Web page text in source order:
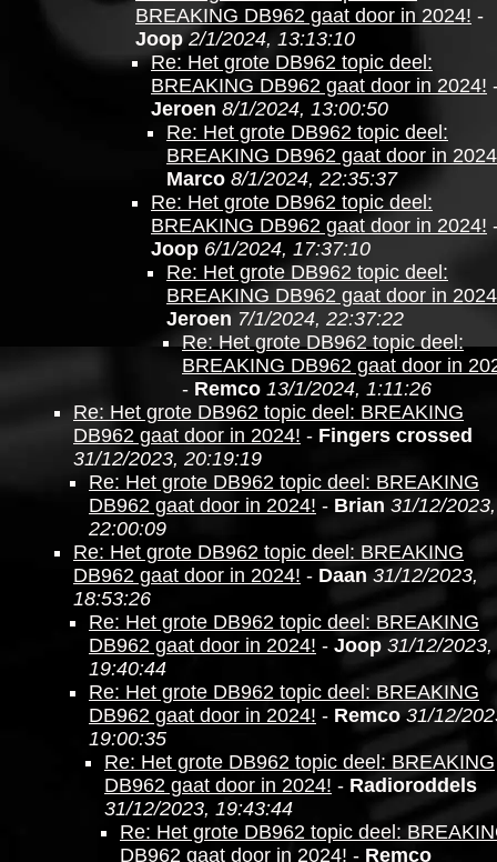
BREAKING DB962 gaat door in 2024! -
Joop 2/1/2024, 13:13:10
Re: Het grote DB962 topic deel:
BREAKING DB962 gaat door in 2024!
Jeroen 8/1/2024, 13:00:50
Re: Het grote DB962 topic deel:
BREAKING DB962 gaat door in
Marco 8/1/2024, 22:35:37
Re: Het grote DB962 topic deel:
BREAKING DB962 gaat door in 2024!
Joop 6/1/2024, 17:37:10
Re: Het grote DB962 topic deel:
BREAKING DB962 gaat door in
Jeroen 7/1/2024, 22:37:22
Re: Het grote DB962 topic deel:
BREAKING DB962 gaat door in
- Remco 13/1/2024, 1:11:26
Re: Het grote DB962 topic deel: BREAKING
DB962 gaat door in 2024! - Fingers crossed
31/12/2023, 20:19:19
Re: Het grote DB962 topic deel: BREAKING
DB962 gaat door in 2024! - Brian 31/12/2023,
22:00:09
Re: Het grote DB962 topic deel: BREAKING
DB962 gaat door in 2024! - Daan 31/12/2023,
18:53:26
Re: Het grote DB962 topic deel: BREAKING
DB962 gaat door in 2024! - Joop 31/12/2023,
19:40:44
Re: Het grote DB962 topic deel: BREAKING
DB962 gaat door in 2024! - Remco 31/12/
19:00:35
Re: Het grote DB962 topic deel: BREAKING
DB962 gaat door in 2024! - Radioroddels
31/12/2023, 19:43:44
Re: Het grote DB962 topic deel:
DB962 gaat door in 2024! - Remco